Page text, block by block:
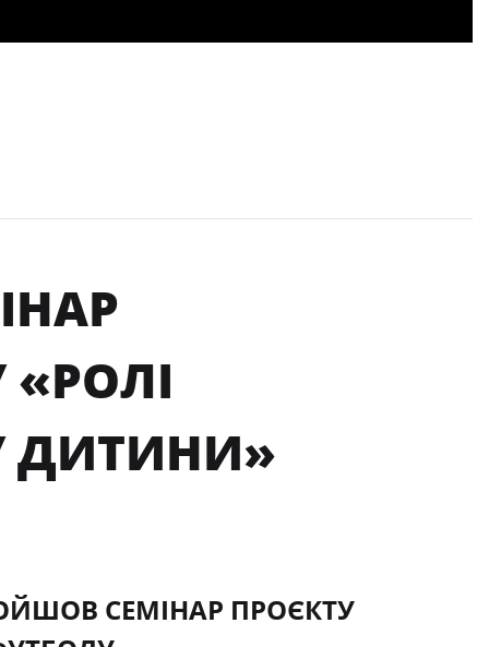
ДИТИНИ»
СЕМІНАР ПРОЄКТУ